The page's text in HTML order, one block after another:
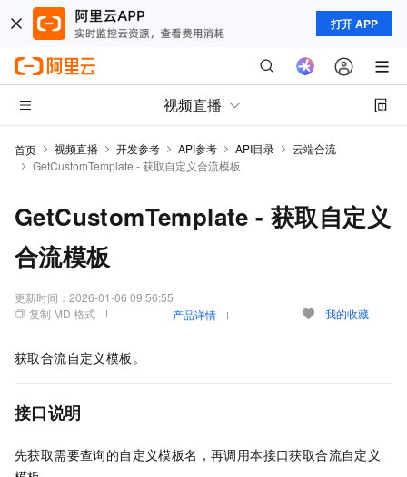
打开 APP
视频直播
首页 视频直播 开发参考 API参考 API目录
云端合流
GetCustomTemplate - 获取自定义合流模板
GetCustomTemplate - 获取自定义
合流模板
更新时间： 2026-01-06 09:56:55
复制 MD 格式
产品详情 我的收藏
获取合流自定义模板。
接口说明
先获取需要查询的自定义模板名，再调用本接口获取合流自定义